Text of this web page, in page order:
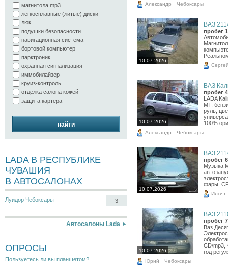
магнитола mp3
легкосплавные (литые) диски
люк
подушки безопасности
навигационная система
бортовой компьютер
парктроник
охранная сигнализация
иммобилайзер
круиз-контроль
отделка салона кожей
защита картера
найти
LADA В РЕСПУБЛИКЕ
ЧУВАШИЯ
В АВТОСАЛОНАХ
Луидор Чебоксары 3
Автосалоны Lada
ОПРОСЫ
Пользуетесь ли вы планшетом?
Александр Чебоксары
10.07.2026
ВАЗ
пробег
10.07.2026
ВАЗ
пробег
LADA
МТ,
руль,
100%
Александр Чебоксары
10.07.2026
ВАЗ
пробег
Музыка
фары.
Илгиз
10.07.2026
ВАЗ
пробег
Ваз
CD/mp3,
год
Юрий Чебоксары